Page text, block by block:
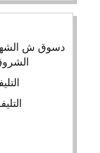
دسوق ش